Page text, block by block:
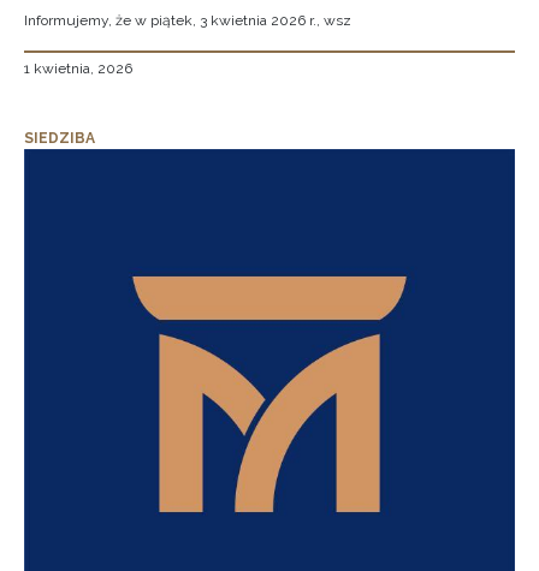
Informujemy, że w piątek, 3 kwietnia 2026 r., wsz
1 kwietnia, 2026
SIEDZIBA